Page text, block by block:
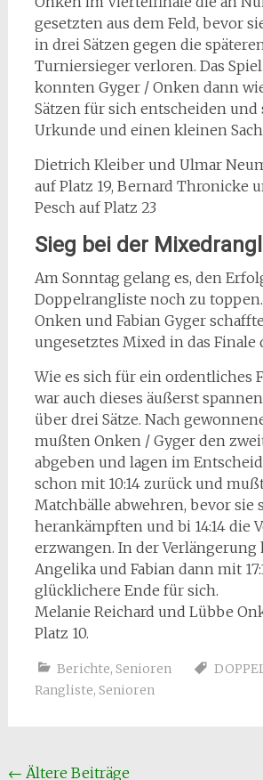
gesetzten aus dem Feld, bevor
in drei Sätzen gegen die
Turniersieger verloren. Das
konnten Gyger / Onken dann
Sätzen für sich entscheiden und
Urkunde und einen kleinen
Dietrich Kleiber und Ulmar
auf Platz 19, Bernard Thronicke
Pesch auf Platz 23
Sieg bei der
Am Sonntag gelang es, den
Doppelrangliste noch zu
Onken und Fabian Gyger
ungesetztes Mixed in das Finale
Wie es sich für ein ordentliches
war auch dieses äußerst
über drei Sätze. Nach
mußten Onken / Gyger den
abgeben und lagen im
schon mit 10:14 zurück und
Matchbälle abwehren, bevor sie
herankämpften und bi 14:14 die
erzwangen. In der Verlängerung
Angelika und Fabian dann mit
glücklichere Ende für sich.
Melanie Reichard und Lübbe
Platz 10.
Berichte, Senioren
Rangliste, Senioren
← Ältere Beiträge